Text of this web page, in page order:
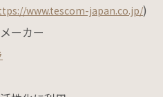
www.tescom-japan.co.jp/)
ーカー